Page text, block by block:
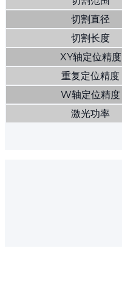
切割直径
切割长度
XY轴定位精度
重复定位精度
W轴定位精度
激光功率